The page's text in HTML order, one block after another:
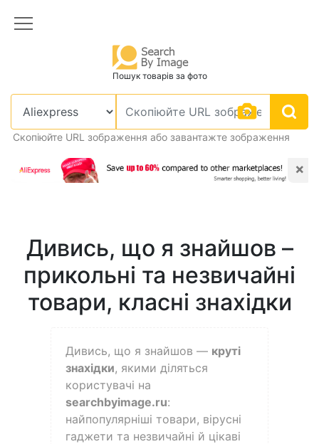
Пошук товарів за фото
Скопіюйте URL зображення або завантажте зображення
×
Дивись, що я знайшов –
прикольні та незвичайні
товари, класні знахідки
Дивись, що я знайшов — круті
знахідки, якими діляться
користувачі на
searchbyimage.ru:
найпопулярніші товари, вірусні
гаджети та незвичайні й цікаві